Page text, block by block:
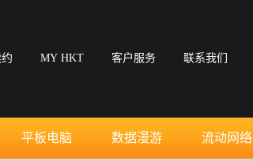
约 MY HKT 客户服务 联系我们
平板电脑 数据漫游 流动网络